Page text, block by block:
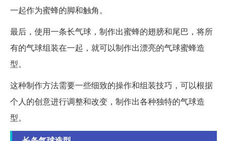
一起作为蜜蜂的脚和触角。
最后，使用一条长气球，制作出蜜蜂的翅膀和尾巴，将所
有的气球组装在一起，就可以制作出漂亮的气球蜜蜂造
型。
这种制作方法需要一些细致的操作和组装技巧，可以根据
个人的创意进行调整和改变，制作出各种独特的气球造
型。